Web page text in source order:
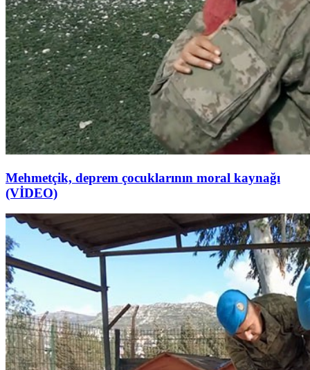
Mehmetçik, deprem çocuklarının moral kaynağı
(VİDEO)